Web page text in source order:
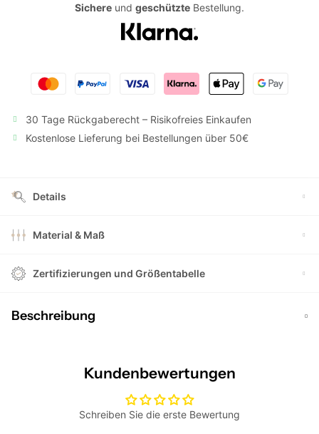
Sichere und geschützte Bestellung.
30 Tage Rückgaberecht – Risikofreies Einkaufen
Kostenlose Lieferung bei Bestellungen über 50€
Details
Material & Maß
Zertifizierungen und Größentabelle
Beschreibung
Kundenbewertungen
Schreiben Sie die erste Bewertung